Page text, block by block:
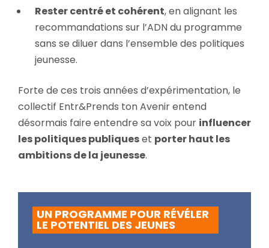
Rester centré et cohérent, en alignant les
recommandations sur l’ADN du programme
sans se diluer dans l’ensemble des politiques
jeunesse.
Forte de ces trois années d’expérimentation, le
collectif Entr&Prends ton Avenir entend
désormais faire entendre sa voix pour influencer
les politiques publiqueset porter haut les
ambitions de la jeunesse.
UN PROGRAMME POUR RÉVÉLER
LE POTENTIEL DES JEUNES